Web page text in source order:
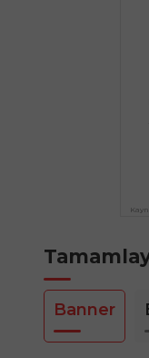
Banner